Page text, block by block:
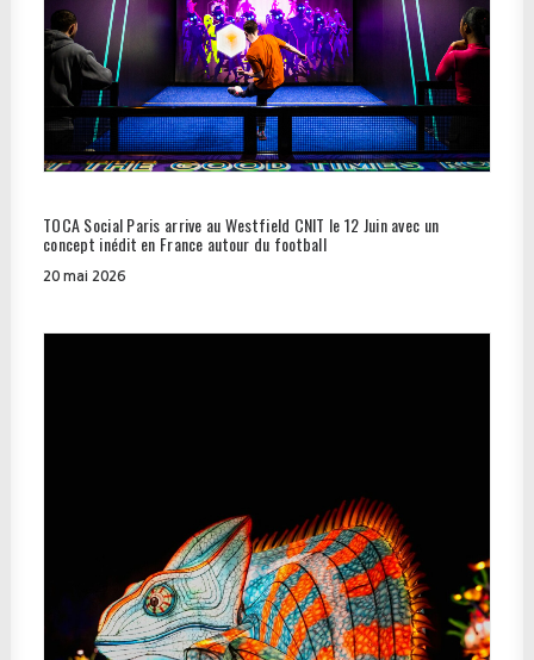
TOCA Social Paris arrive au Westfield CNIT le 12 Juin avec un
concept inédit en France autour du football
20 mai 2026